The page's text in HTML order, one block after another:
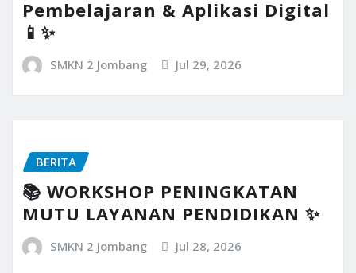
Pembelajaran & Aplikasi Digital
📱✨
SMKN 2 Jombang Jul 29, 2026
BERITA
📚 WORKSHOP PENINGKATAN
MUTU LAYANAN PENDIDIKAN ✨
SMKN 2 Jombang Jul 28, 2026